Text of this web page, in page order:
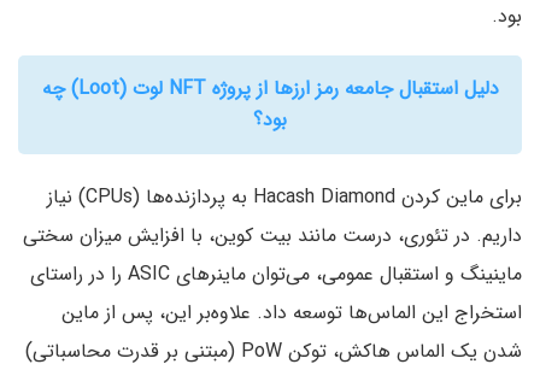
بود.
دلیل استقبال جامعه رمز ارزها از پروژه NFT لوت (Loot) چه
بود؟
برای ماین کردن Hacash Diamond به پردازنده‌ها (CPUs) نیاز
داریم. در تئوری، درست مانند بیت کوین‌، با افزایش میزان سختی
ماینینگ و استقبال عمومی، می‌توان ماینر‌های ASIC را در راستای
استخراج این الماس‌ها توسعه داد. علاوه‌بر این، پس از ماین
شدن یک الماس هاکش‌، توکن PoW (مبتنی بر قدرت محاسباتی)